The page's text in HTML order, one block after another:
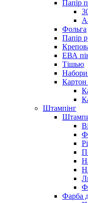
Папір
Фольга
Папір
ЕВА
Тішью
Набори
Штампінг
Фарба